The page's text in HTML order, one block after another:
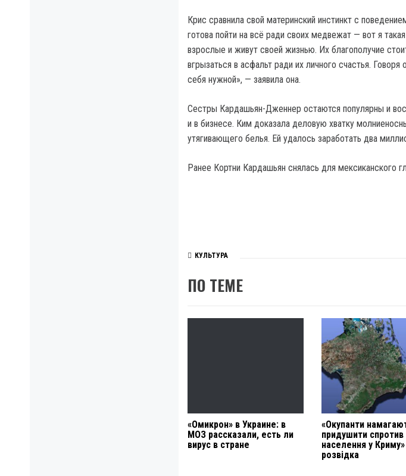
Крис сравнила свой материнский инстинкт с
готова пойти на всё ради своих медвежат — вот я
взрослые и живут своей жизнью. Их благополучие
вгрызаться в асфальт ради их личного счастья.
себя нужной», — заявила она.
Сестры Кардашьян-Дженнер остаются популярны и
и в бизнесе. Ким доказала деловую хватку
утягивающего белья. Ей удалось заработать два
Ранее Кортни Кардашьян снялась для мексиканского
КУЛЬТУРА
ПО ТЕМЕ
«Омикрон» в Украине: в
МОЗ рассказали, есть ли
вирус в стране
«Окупанти
придушити спротив
населення у
розвідка